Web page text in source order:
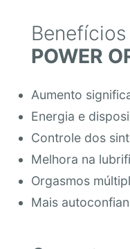
POWER
Aumento
Energia e
Controle dos
Melhora na
Orgasmos
Mais